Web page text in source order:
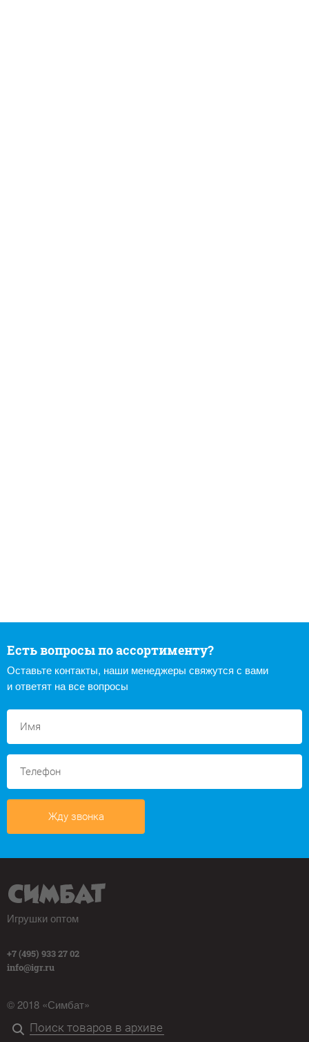
Есть вопросы по ассортименту?
Оставьте контакты, наши менеджеры свяжутся с вами
и ответят на все вопросы
Жду звонка
Игрушки оптом
+7 (495) 933 27 02
info@igr.ru
© 2018 «Симбат»